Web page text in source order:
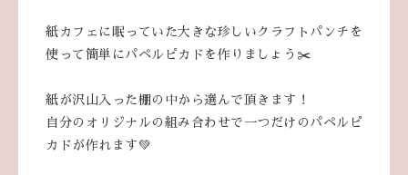
紙カフェに眠っていた大きな珍しいクラフトパンチを
使って簡単にパペルピカドを作りましょう✂️
紙が沢山入った棚の中から選んで頂きます！
自分のオリジナルの組み合わせで一つだけのパペルピ
カドが作れます💚